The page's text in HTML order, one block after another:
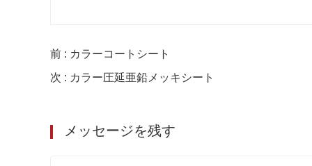
前 : カラーコートシート
次 : カラー圧延亜鉛メッキシート
メッセージを残す